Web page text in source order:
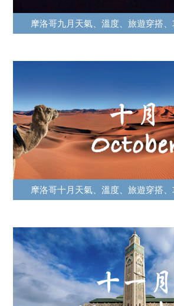
摩洛哥九月天氣、溫度、旅遊穿搭
摩洛哥十月天氣、溫度、旅遊穿搭